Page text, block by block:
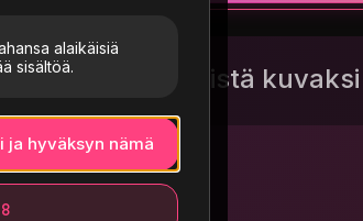
alaikäisiä
sisältöä.
ja hyväksyn nämä
kuvaksi Tekstistä kuvaksi